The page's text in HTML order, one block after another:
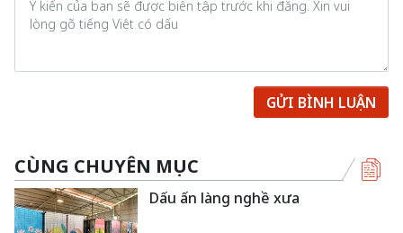
GỬI BÌNH LUẬN
CÙNG CHUYÊN MỤC
Dấu ấn làng nghề xưa